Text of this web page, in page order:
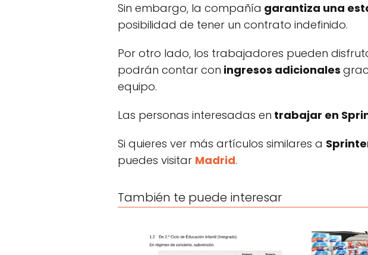
Sin embargo, la compañía garantiza una
posibilidad de tener un contrato indefinido.
Por otro lado, los trabajadores pueden
podrán contar con ingresos adicionales
equipo.
Las personas interesadas en trabajar en
Si quieres ver más artículos similares a
puedes visitar Madrid.
También te puede interesar